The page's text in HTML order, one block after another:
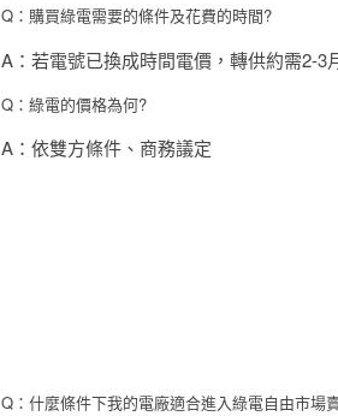
Q：購買綠電需要的條件及花費的時間?
A：若電號已換成時間電價，轉供約需2-3
Q：綠電的價格為何?
A：依雙方條件、商務議定
Q：什麼條件下我的電廠適合進入綠電自由市場